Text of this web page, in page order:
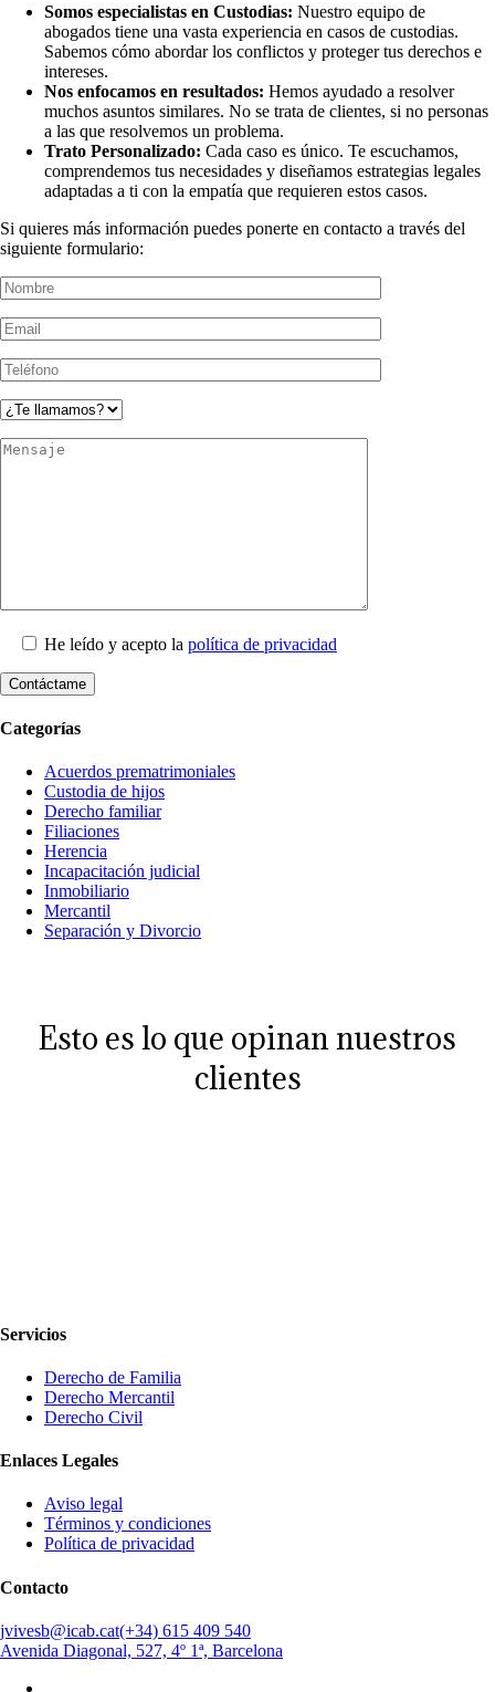
Somos especialistas en Custodias: Nuestro equipo de
abogados tiene una vasta experiencia en casos de custodias.
Sabemos cómo abordar los conflictos y proteger tus derechos e
intereses.
Nos enfocamos en resultados: Hemos ayudado a resolver
muchos asuntos similares. No se trata de clientes, si no personas
a las que resolvemos un problema.
Trato Personalizado: Cada caso es único. Te escuchamos,
comprendemos tus necesidades y diseñamos estrategias legales
adaptadas a ti con la empatía que requieren estos casos.
Si quieres más información puedes ponerte en contacto a través del
siguiente formulario:
He leído y acepto la política de privacidad
Categorías
Acuerdos prematrimoniales
Custodia de hijos
Derecho familiar
Filiaciones
Herencia
Incapacitación judicial
Inmobiliario
Mercantil
Separación y Divorcio
Esto es lo que opinan nuestros
clientes
Servicios
Derecho de Familia
Derecho Mercantil
Derecho Civil
Enlaces Legales
Aviso legal
Términos y condiciones
Política de privacidad
Contacto
jvivesb@icab.cat(+34) 615 409 540
Avenida Diagonal, 527, 4º 1ª, Barcelona